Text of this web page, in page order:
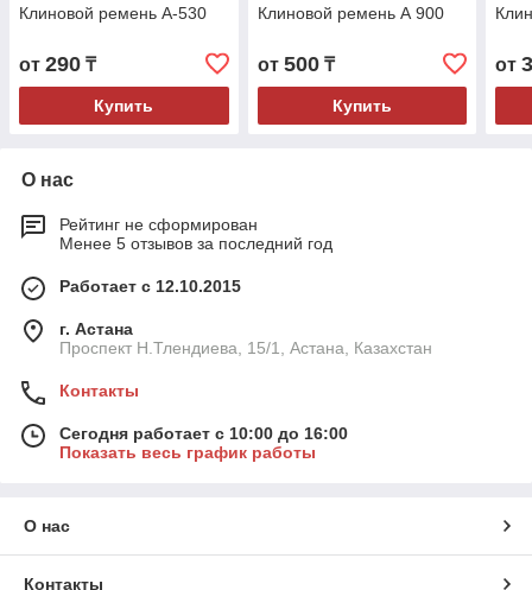
Клиновой ремень А-530
от 290 ₸
Купить
Клиновой ремень А 900
от 500₸
Купить
от
О нас
Рейтинг не сформирован
Менее 5 отзывов за последний год
Работает с 12.10.2015
г. Астана
Проспект Н.Тлендиева, 15/1, Астана, Казахстан
Контакты
Сегодня работает с 10:00 до 16:00
Показать весь график работы
О нас
Контакты